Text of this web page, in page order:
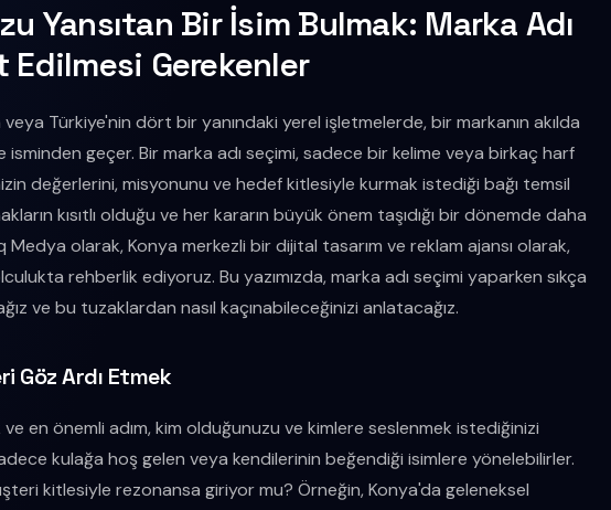
Yansıtan Bir İsim Bulmak: Marka Adı
Gerekenler
Türkiye'nin dört bir yanındaki yerel işletmelerde, bir markanın akılda
isminden geçer. Bir marka adı seçimi, sadece bir kelime veya birkaç harf
değerlerini, misyonunu ve hedef kitlesiyle kurmak istediği bağı temsil
kısıtlı olduğu ve her kararın büyük önem taşıdığı bir dönemde daha
Medya olarak, Konya merkezli bir dijital tasarım ve reklam ajansı olarak,
rehberlik ediyoruz. Bu yazımızda, marka adı seçimi yaparken sıkça
ve bu tuzaklardan nasıl kaçınabileceğinizi anlatacağız.
Göz Ardı Etmek
en önemli adım, kim olduğunuzu ve kimlere seslenmek istediğinizi
kulağa hoş gelen veya kendilerinin beğendiği isimlere yönelebilirler.
kitlesiyle rezonansa giriyor mu? Örneğin, Konya'da geleneksel